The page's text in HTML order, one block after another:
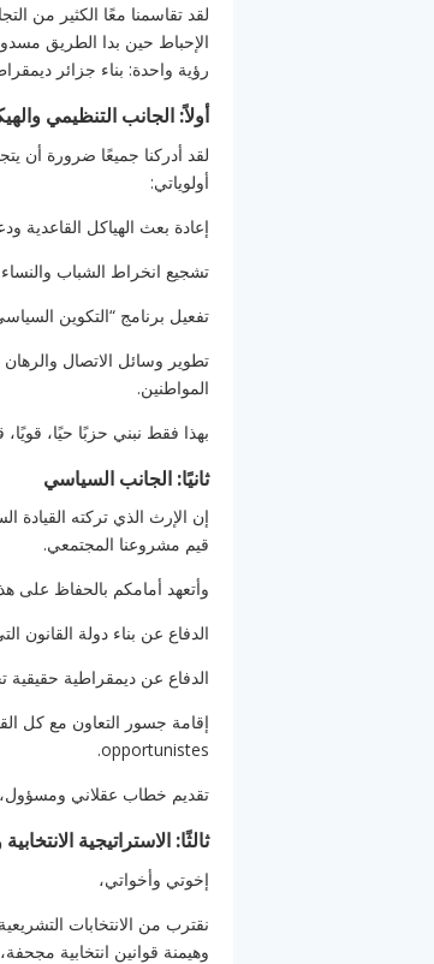
لقد تقاسمنا معًا الكثير من
الإحباط حين بدا الطريق
رؤية واحدة: بناء جزائر
أولاً: الجانب التنظيمي
لقد أدركنا جميعًا ضرورة أن
أولوياتي:
إعادة بعث الهياكل القاعدية
تشجيع انخراط الشباب
تفعيل برنامج “التكوين
تطوير وسائل الاتصال
المواطنين.
بهذا فقط نبني حزبًا حيًا،
ثانيًا: الجانب السياسي
إن الإرث الذي تركته القيادة
قيم مشروعنا المجتمعي.
وأتعهد أمامكم بالحفاظ على
الدفاع عن بناء دولة القانون
الدفاع عن ديمقراطية حقيقية
إقامة جسور التعاون مع كل
opportunistes.
تقديم خطاب عقلاني ومسؤول،
ثالثًا: الاستراتيجية
إخوتي وأخواتي،
وهيمنة قوانين انتخابية